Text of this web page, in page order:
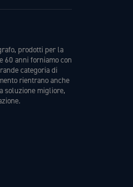
prodotti per la
60 anni forniamo con
categoria di
rientrano anche
soluzione migliore,